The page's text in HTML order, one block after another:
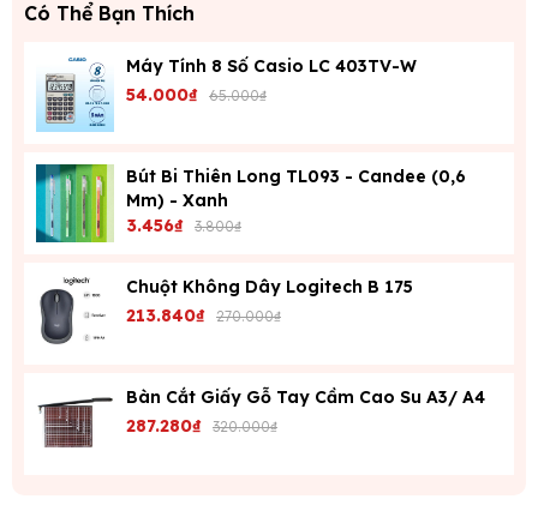
Có Thể Bạn Thích
Máy Tính 8 Số Casio LC 403TV-W
54.000₫ 65.000₫
Bút Bi Thiên Long TL093 - Candee (0,6
Mm) - Xanh
3.456₫ 3.800₫
Chuột Không Dây Logitech B 175
213.840₫ 270.000₫
Bàn Cắt Giấy Gỗ Tay Cầm Cao Su A3/ A4
287.280₫ 320.000₫